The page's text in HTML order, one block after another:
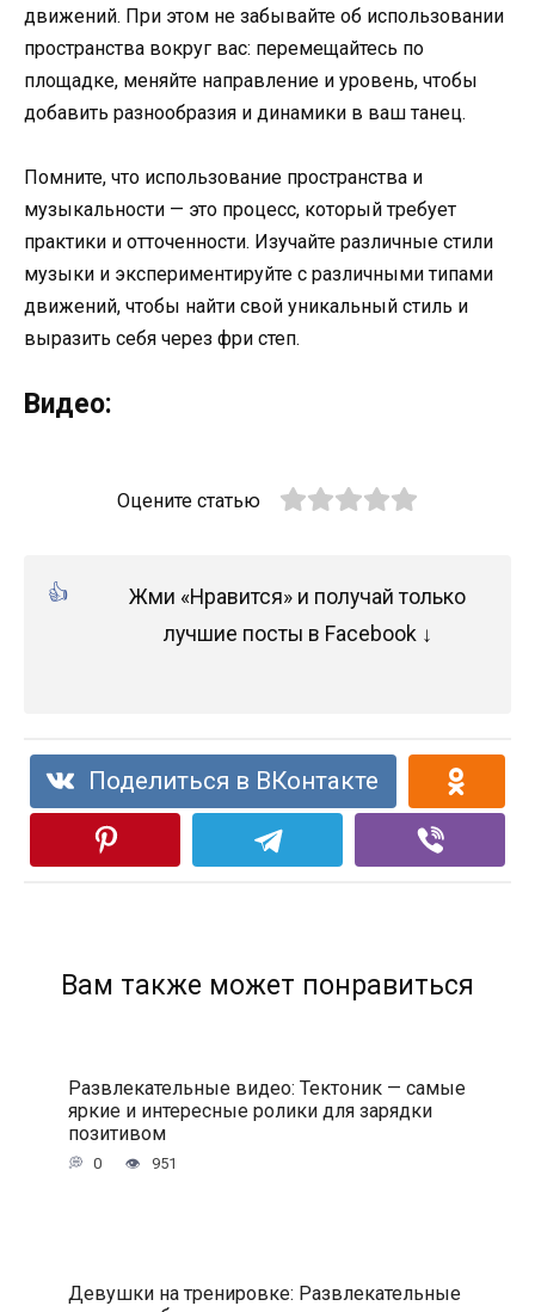
движений. При этом не забывайте об использовании
пространства вокруг вас: перемещайтесь по
площадке, меняйте направление и уровень, чтобы
добавить разнообразия и динамики в ваш танец.
Помните, что использование пространства и
музыкальности — это процесс, который требует
практики и отточенности. Изучайте различные стили
музыки и экспериментируйте с различными типами
движений, чтобы найти свой уникальный стиль и
выразить себя через фри степ.
Видео:
Оцените статью
Жми «Нравится» и получай только
лучшие посты в Facebook ↓
Поделиться в ВКонтакте
Вам также может понравиться
Развлекательные видео: Тектоник — самые
яркие и интересные ролики для зарядки
позитивом
0 951
Девушки на тренировке: Развлекательные